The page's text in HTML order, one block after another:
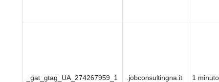
_gat_gtag_UA_274267959_1 .jobconsultingna.it 1 minuto